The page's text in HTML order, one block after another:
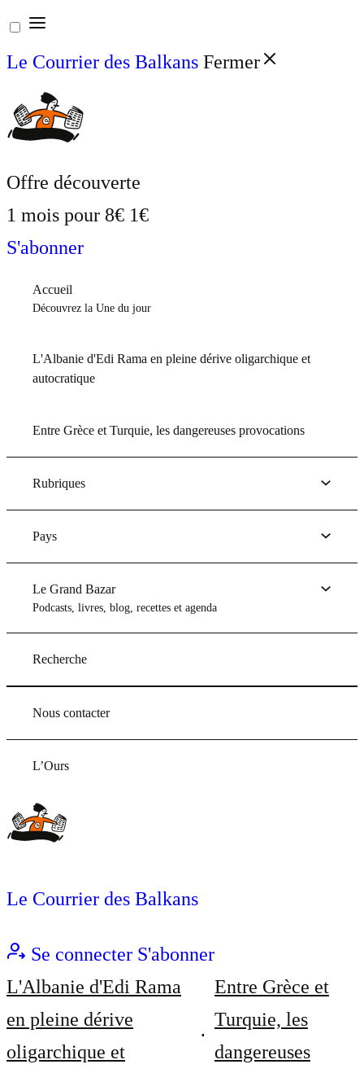
Aller
au
contenu
Le Courrier des Balkans Fermer
Offre découverte
1 mois pour 8€ 1€
S'abonner
Accueil
Découvrez la Une du jour
L'Albanie d'Edi Rama en pleine dérive oligarchique et
autocratique
Entre Grèce et Turquie, les dangereuses provocations
Rubriques
Pays
Le Grand Bazar
Podcasts, livres, blog, recettes et agenda
Recherche
Nous contacter
L’Ours
Le Courrier des Balkans
Se connecter S'abonner
L'Albanie d'Edi Rama
en pleine dérive
oligarchique et
Entre Grèce et
Turquie, les
dangereuses